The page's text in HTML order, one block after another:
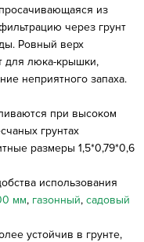
из
через грунт
Ровный верх
для люка-крышки,
неприятного запаха.
при высоком
грунтах
размеры 1,5*0,79*0,6
использования
мм, газонный, садовый
устойчив в грунте,